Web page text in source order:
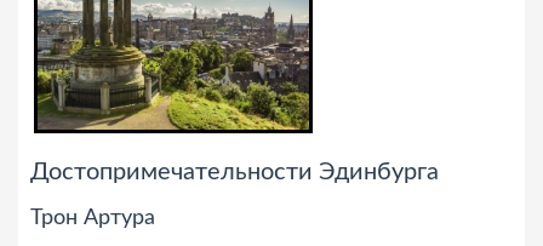
Достопримечательности Эдинбурга
Трон Артура